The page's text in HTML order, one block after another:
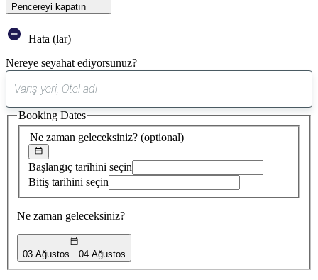
Pencereyi kapatın
Hata (lar)
Nereye seyahat ediyorsunuz?
öneri
bulundu
Ne zaman geleceksiniz? (optional)
Başlangıç tarihini seçin
Bitiş tarihini seçin
Ne zaman geleceksiniz?
03 Ağustos 04 Ağustos
Booking Dates